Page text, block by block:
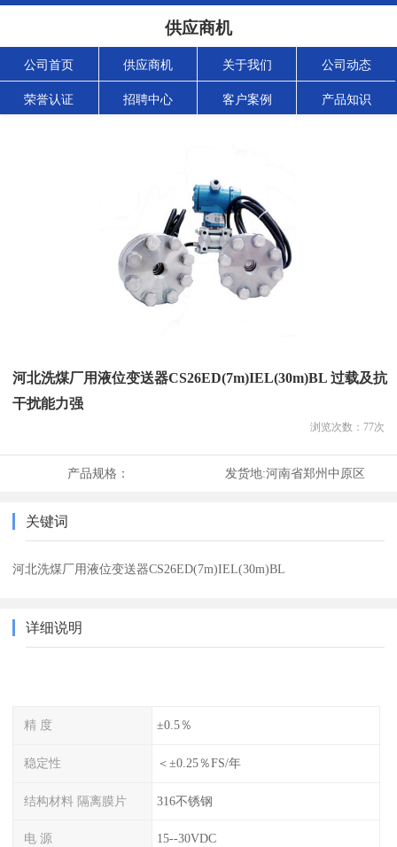
供应商机
公司首页 供应商机 关于我们 公司动态
荣誉认证 招聘中心 客户案例 产品知识
河北洗煤厂用液位变送器CS26ED(7m)IEL(30m)BL 过载及抗
干扰能力强
浏览次数： 77次
产品规格： 发货地:河南省郑州中原区
关键词
河北洗煤厂用液位变送器CS26ED(7m)IEL(30m)BL
详细说明
精 度 ±0.5％
稳定性 ＜±0.25％FS/年
结构材料 隔离膜片 316不锈钢
电 源 15--30VDC